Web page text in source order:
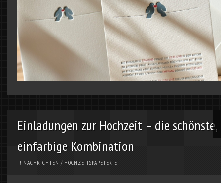
Einladungen zur Hochzeit – die schönste,
einfarbige Kombination
! NACHRICHTEN / HOCHZEITSPAPETERIE